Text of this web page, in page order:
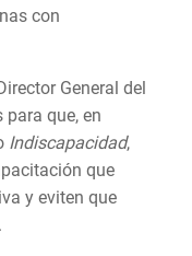
con
General del
para que, en
Indiscapacidad,
que
y eviten que